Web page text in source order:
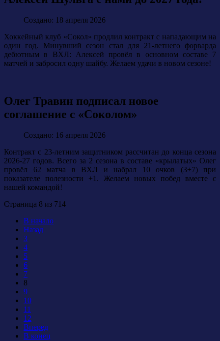
Создано: 18 апреля 2026
Хоккейный клуб «Сокол» продлил контракт с нападающим на
один год. Минувший сезон стал для 21-летнего форварда
дебютным в ВХЛ: Алексей провёл в основном составе 7
матчей и забросил одну шайбу. Желаем удачи в новом сезоне!
Олег Травин подписал новое
соглашение с «Соколом»
Создано: 16 апреля 2026
Контракт с 23-летним защитником рассчитан до конца сезона
2026-27 годов. Всего за 2 сезона в составе «крылатых» Олег
провёл 62 матча в ВХЛ и набрал 10 очков (3+7) при
показателе полезности +1. Желаем новых побед вместе с
нашей командой!
Страница 8 из 714
В начало
Назад
3
4
5
6
7
8
9
10
11
12
Вперед
В конец